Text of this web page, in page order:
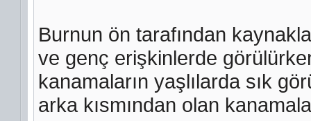
Burnun ön tarafından
ve genç erişkinlerde
kanamaların yaşlılarda sık
arka kısmından olan